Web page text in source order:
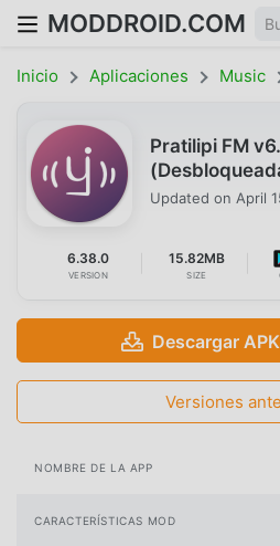
MODDROID.COM
Inicio Aplicaciones Music
Pratilipi FM
Updated on April
6.38.0
VERSION
15.82MB
SIZE
Descargar
Versiones
NOMBRE DE LA APP
CARACTERÍSTICAS MOD